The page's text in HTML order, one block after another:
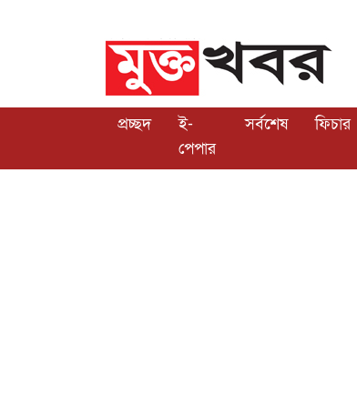
প্রচ্ছদ
ই-
পেপার
সর্বশেষ ফিচার